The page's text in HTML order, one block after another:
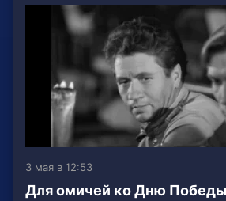
3 мая в 12:53
Для омичей ко Дню